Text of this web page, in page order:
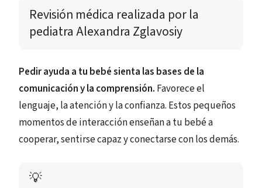
Revisión médica realizada por la
pediatra Alexandra Zglavosiy
Pedir ayuda a tu bebé sienta las bases de la
comunicación y la comprensión. Favorece el
lenguaje, la atención y la confianza. Estos pequeños
momentos de interacción enseñan a tu bebé a
cooperar, sentirse capaz y conectarse con los demás.
💡